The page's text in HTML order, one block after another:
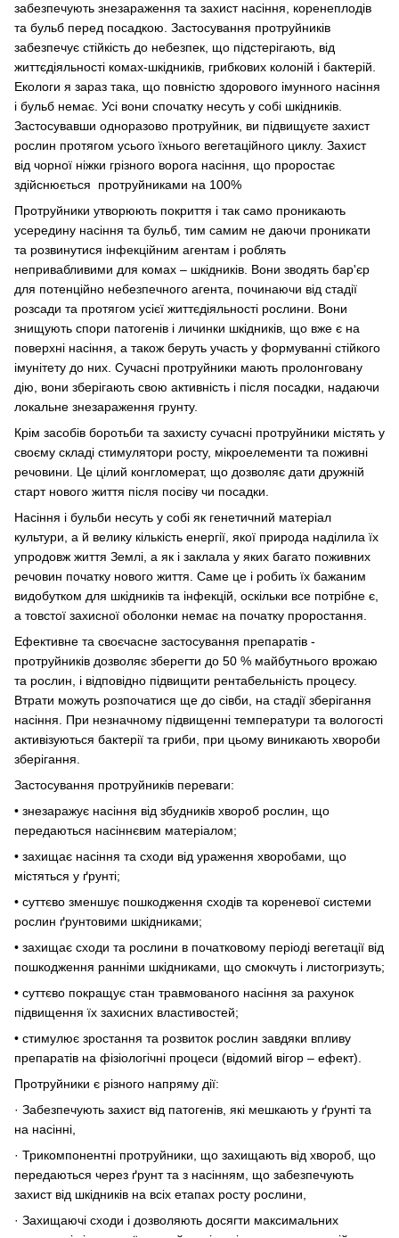
забезпечують знезараження та захист насіння, коренеплодів
та бульб перед посадкою. Застосування протруйників
забезпечує стійкість до небезпек, що підстерігають, від
життєдіяльності комах-шкідників, грибкових колоній і бактерій.
Екологи я зараз така, що повністю здорового імунного насіння
і бульб немає. Усі вони спочатку несуть у собі шкідників.
Застосувавши одноразово протруйник, ви підвищуєте захист
рослин протягом усього їхнього вегетаційного циклу. Захист
від чорної ніжки грізного ворога насіння, що проростає
здійснюється протруйниками на 100%
Протруйники утворюють покриття і так само проникають
усередину насіння та бульб, тим самим не даючи проникати
та розвинутися інфекційним агентам і роблять
непривабливими для комах – шкідників. Вони зводять бар'єр
для потенційно небезпечного агента, починаючи від стадії
розсади та протягом усієї життєдіяльності рослини. Вони
знищують спори патогенів і личинки шкідників, що вже є на
поверхні насіння, а також беруть участь у формуванні стійкого
імунітету до них. Сучасні протруйники мають пролонговану
дію, вони зберігають свою активність і після посадки, надаючи
локальне знезараження грунту.
Крім засобів боротьби та захисту сучасні протруйники містять у
своєму складі стимулятори росту, мікроелементи та поживні
речовини. Це цілий конгломерат, що дозволяє дати дружній
старт нового життя після посіву чи посадки.
Насіння і бульби несуть у собі як генетичний матеріал
культури, а й велику кількість енергії, якої природа наділила їх
упродовж життя Землі, а як і заклала у яких багато поживних
речовин початку нового життя. Саме це і робить їх бажаним
видобутком для шкідників та інфекцій, оскільки все потрібне є,
а товстої захисної оболонки немає на початку проростання.
Ефективне та своєчасне застосування препаратів -
протруйників дозволяє зберегти до 50 % майбутнього врожаю
та рослин, і відповідно підвищити рентабельність процесу.
Втрати можуть розпочатися ще до сівби, на стадії зберігання
насіння. При незначному підвищенні температури та вологості
активізуються бактерії та гриби, при цьому виникають хвороби
зберігання.
Застосування протруйників переваги:
• знезаражує насіння від збудників хвороб рослин, що
передаються насіннєвим матеріалом;
• захищає насіння та сходи від ураження хворобами, що
містяться у ґрунті;
• суттєво зменшує пошкодження сходів та кореневої системи
рослин ґрунтовими шкідниками;
• захищає сходи та рослини в початковому періоді вегетації від
пошкодження ранніми шкідниками, що смокчуть і листогризуть;
• суттєво покращує стан травмованого насіння за рахунок
підвищення їх захисних властивостей;
• стимулює зростання та розвиток рослин завдяки впливу
препаратів на фізіологічні процеси (відомий вігор – ефект).
Протруйники є різного напряму дії:
· Забезпечують захист від патогенів, які мешкають у ґрунті та
на насінні,
· Трикомпонентні протруйники, що захищають від хвороб, що
передаються через ґрунт та з насінням, що забезпечують
захист від шкідників на всіх етапах росту рослини,
· Захищаючі сходи і дозволяють досягти максимальних